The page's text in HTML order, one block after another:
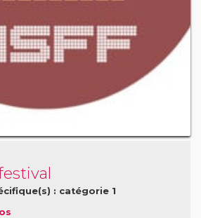
: catégorie 1